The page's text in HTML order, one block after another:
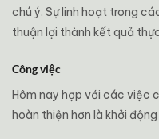
chú ý. Sự linh hoạt trong
thuận lợi thành kết quả
Công việc
Hôm nay hợp với các việc
hoàn thiện hơn là khởi